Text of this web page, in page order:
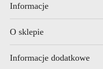
Informacje
O sklepie
Informacje dodatkowe